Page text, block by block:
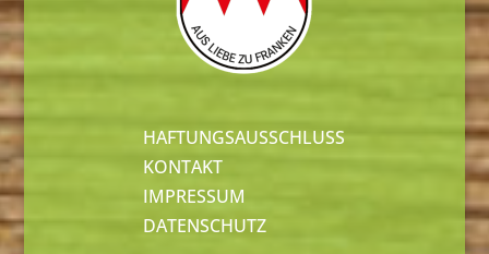
HAFTUNGSAUSSCHLUSS
KONTAKT
IMPRESSUM
DATENSCHUTZ